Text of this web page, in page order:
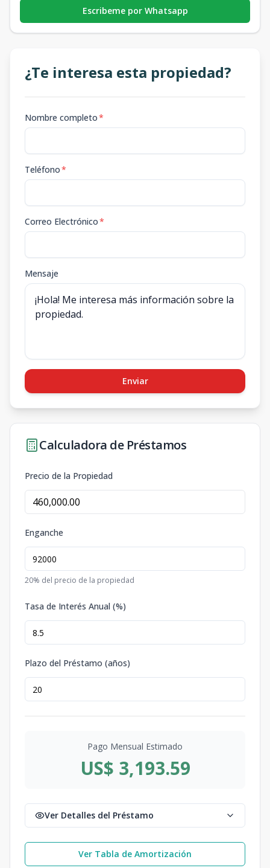
Escribeme por Whatsapp
¿Te interesa esta propiedad?
Nombre completo*
Teléfono*
Correo Electrónico*
Mensaje
Enviar
Calculadora de Préstamos
Precio de la Propiedad
Enganche
20% del precio de la propiedad
Tasa de Interés Anual (%)
Plazo del Préstamo (años)
Pago Mensual Estimado
US$ 3,193.59
Ver Detalles del Préstamo
Ver Tabla de Amortización